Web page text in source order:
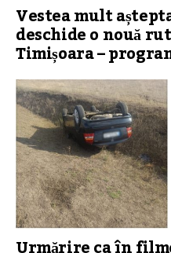
Vestea mult
deschide o nouă
Timișoara –